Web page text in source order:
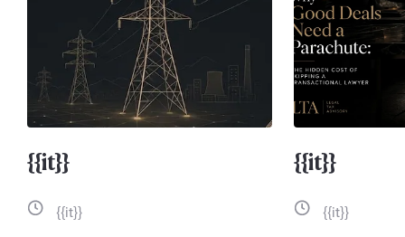
{{it}}
{{it}}
{{it}}
{{it}}